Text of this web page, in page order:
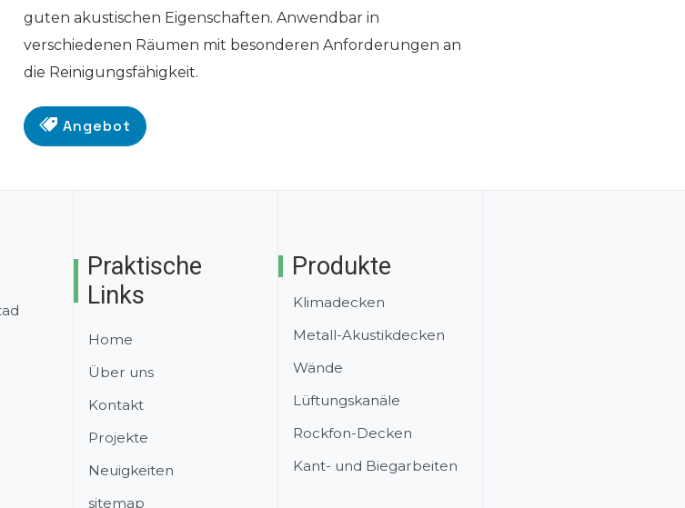
guten akustischen Eigenschaften. Anwendbar in
verschiedenen Räumen mit besonderen Anforderungen an
die Reinigungsfähigkeit.
Angebot
Praktische
Links
Home
Über uns
Kontakt
Projekte
Neuigkeiten
sitemap
Produkte
Klimadecken
Metall-Akustikdecken
Wände
Lüftungskanäle
Rockfon-Decken
Kant- und Biegarbeiten